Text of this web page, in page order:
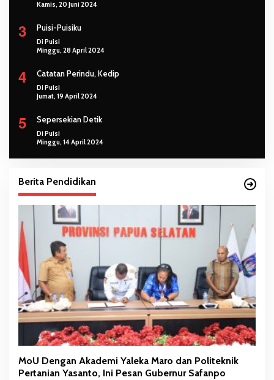
Kamis, 20 Juni 2024
3 Puisi-Puisiku
Di Puisi
Minggu, 28 April 2024
4 Catatan Perindu, Kedip
Di Puisi
Jumat, 19 April 2024
5 Sepersekian Detik
Di Puisi
Minggu, 14 April 2024
Berita Pendidikan
MoU Dengan Akademi Yaleka Maro dan Politeknik
Pertanian Yasanto, Ini Pesan Gubernur Safanpo